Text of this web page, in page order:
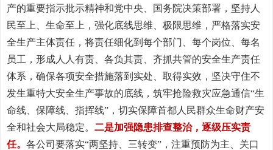
产的重要指示批示精神和党中央、国务院决策部署，坚持人
民至上、生命至上，强化底线思维、极限思维，严格落实安
全生产主体责任，将责任细化到每个部门、每个岗位、每名
员工，形成人人有责、各负其责、齐抓共管的安全生产责任
体系，确保各项安全措施落到实处、取得实效，坚决守住不
发生重特大安全生产事故的底线，筑牢抢险救灾应急通信“生
命线、保障线、指挥线”，切实保障首都人民群众生命财产安
全和社会大局稳定。 二是加强隐患排查整治，逐级压实责
任。 各公司要落实“两坚持、三转变”，注重预防为主、关口